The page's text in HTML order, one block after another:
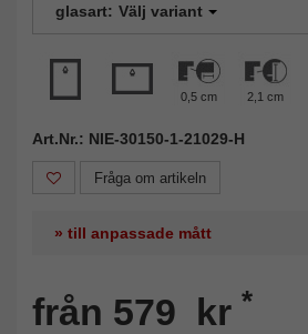
glasart: Välj variant
0,5 cm 2,1 cm
Art.Nr.: NIE-30150-1-21029-H
Fråga om artikeln
» till anpassade mått
från 579 kr *